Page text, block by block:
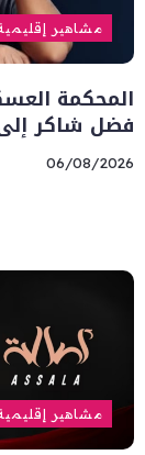
مشاهير
المحكمة
فضل شاكر
06/08/2026
مشاهير